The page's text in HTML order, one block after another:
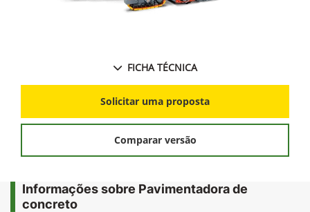
FICHA TÉCNICA
Solicitar uma proposta
Comparar versão
Informações sobre Pavimentadora de
concreto